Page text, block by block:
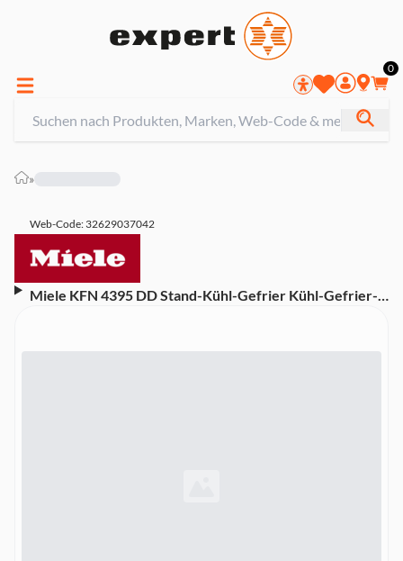
0
»
Web-Code: 32629037042
Miele KFN 4395 DD Stand-Kühl-Gefrier Kühl-Gefrier-